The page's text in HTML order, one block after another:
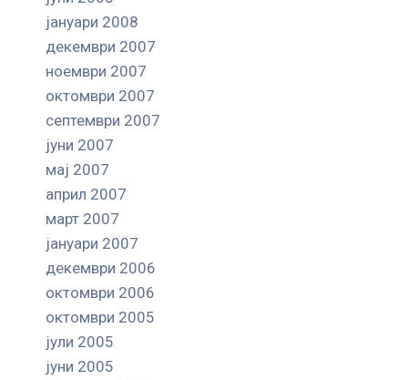
јануари 2008
декември 2007
ноември 2007
октомври 2007
септември 2007
јуни 2007
мај 2007
април 2007
март 2007
јануари 2007
декември 2006
октомври 2006
октомври 2005
јули 2005
јуни 2005